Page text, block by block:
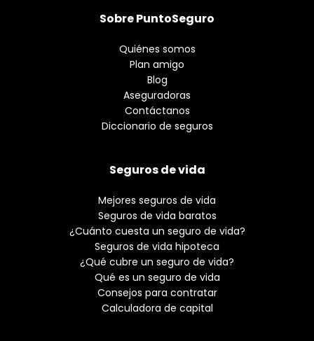
Sobre PuntoSeguro
Quiénes somos
Plan amigo
Blog
Aseguradoras
Contáctanos
Diccionario de seguros
Seguros de vida
Mejores seguros de vida
Seguros de vida baratos
¿Cuánto cuesta un seguro de vida?
Seguros de vida hipoteca
¿Qué cubre un seguro de vida?
Qué es un seguro de vida
Consejos para contratar
Calculadora de capital